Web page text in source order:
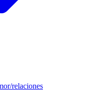
relaciones